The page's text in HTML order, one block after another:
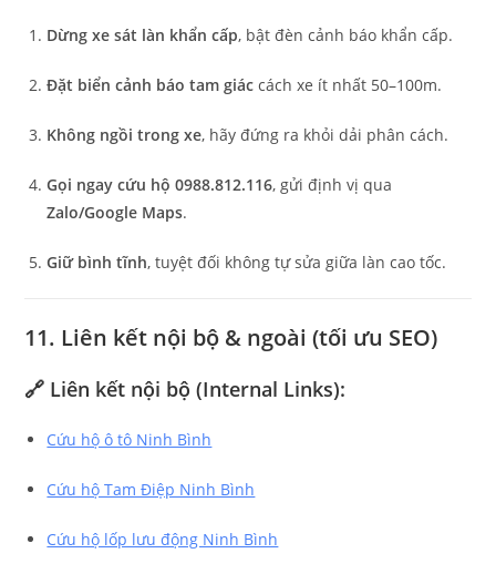
Dừng xe sát làn khẩn cấp, bật đèn cảnh báo khẩn cấp.
Đặt biển cảnh báo tam giác cách xe ít nhất 50–100m.
Không ngồi trong xe, hãy đứng ra khỏi dải phân cách.
Gọi ngay cứu hộ 0988.812.116, gửi định vị qua
Zalo/Google Maps.
Giữ bình tĩnh, tuyệt đối không tự sửa giữa làn cao tốc.
11. Liên kết nội bộ & ngoài (tối ưu SEO)
🔗 Liên kết nội bộ (Internal Links):
Cứu hộ ô tô Ninh Bình
Cứu hộ Tam Điệp Ninh Bình
Cứu hộ lốp lưu động Ninh Bình